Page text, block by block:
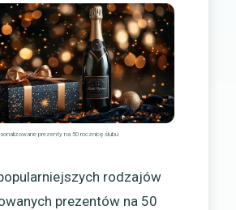
prezenty na 50 rocznicę ślubu
rodzajów
prezentów na 50